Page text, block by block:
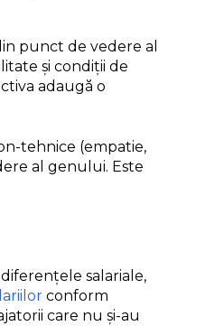
punct de vedere al
și condiții de
adaugă o
tehnice (empatie,
al genului. Este
salariale,
conform
care nu și-au